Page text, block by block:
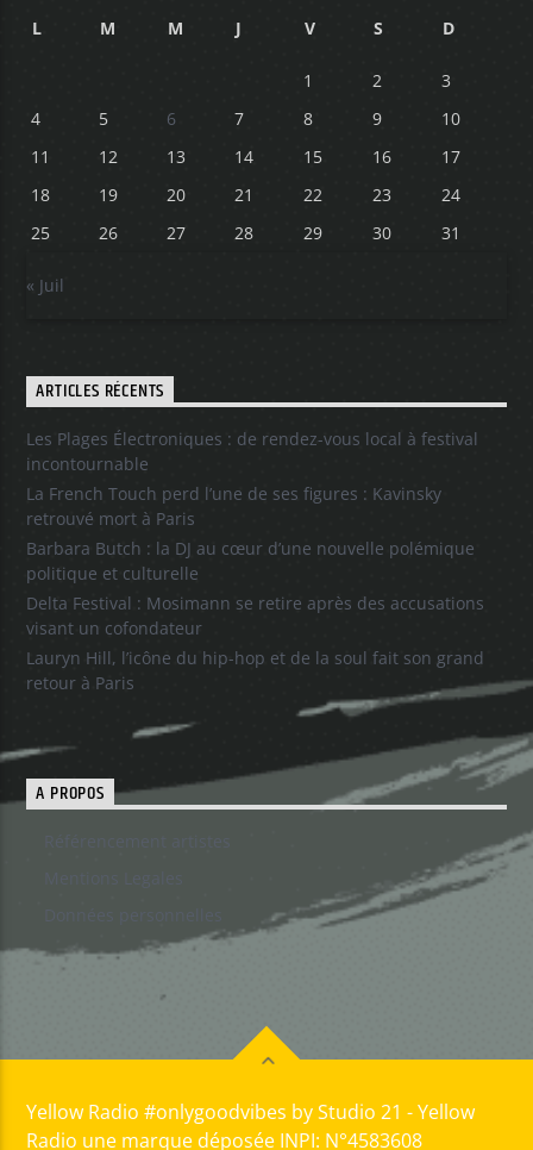
L M M J V S D
1 2
3
4
5 6 7 8 9
10
11
12 13 14 15 16
17
18
19 20 21 22 23
24
25
26 27 28 29 30 31
« Juil
ARTICLES RÉCENTS
Les Plages Électroniques : de rendez-vous local à festival
incontournable
La French Touch perd l’une de ses figures : Kavinsky
retrouvé mort à Paris
Barbara Butch : la DJ au cœur d’une nouvelle polémique
politique et culturelle
Delta Festival : Mosimann se retire après des accusations
visant un cofondateur
Lauryn Hill, l’icône du hip-hop et de la soul fait son grand
retour à Paris
A PROPOS
Yellow Radio #onlygoodvibes by Studio 21 - Yellow
Radio une marque déposée INPI: N°4583608